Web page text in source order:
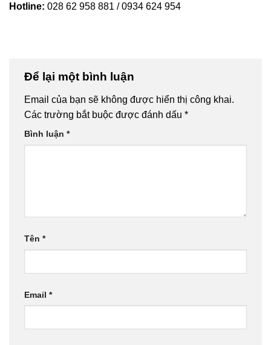
Hotline: 028 62 958 881 / 0934 624 954
Để lại một bình luận
Email của bạn sẽ không được hiển thị công khai.
Các trường bắt buộc được đánh dấu *
Bình luận *
Tên *
Email *